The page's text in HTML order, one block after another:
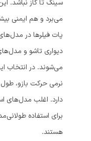
سینک تا گاز نباشد.
می‌برد و هم ایمنی
پات فیلرها در
دیواری تاشو و
می‌شوند. در انتخاب
نرمی حرکت بازو،
دارد. اغلب مدل‌های
برای استفاده
هستند.